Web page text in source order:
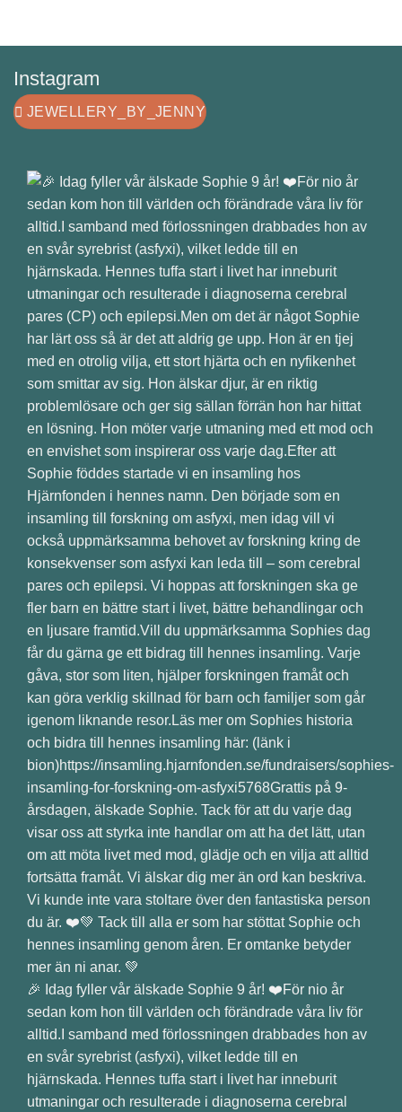
Instagram
JEWELLERY_BY_JENNY
🎉 Idag fyller vår älskade Sophie 9 år! ❤️För nio år
sedan kom hon till världen och förändrade våra liv för
alltid.I samband med förlossningen drabbades hon av
en svår syrebrist (asfyxi), vilket ledde till en
hjärnskada. Hennes tuffa start i livet har inneburit
utmaningar och resulterade i diagnoserna cerebral